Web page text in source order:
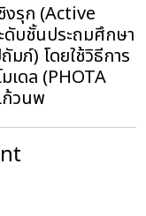
งรุก (Active
บชั้นประถมศึกษา
มภ์) โดยใช้วิธีการ
เดล (PHOTA
ก้วนพ